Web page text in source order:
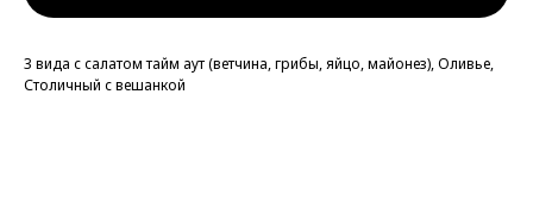
3 вида с салатом тайм аут (ветчина, грибы, яйцо, майонез), Оливье,
Столичный с вешанкой